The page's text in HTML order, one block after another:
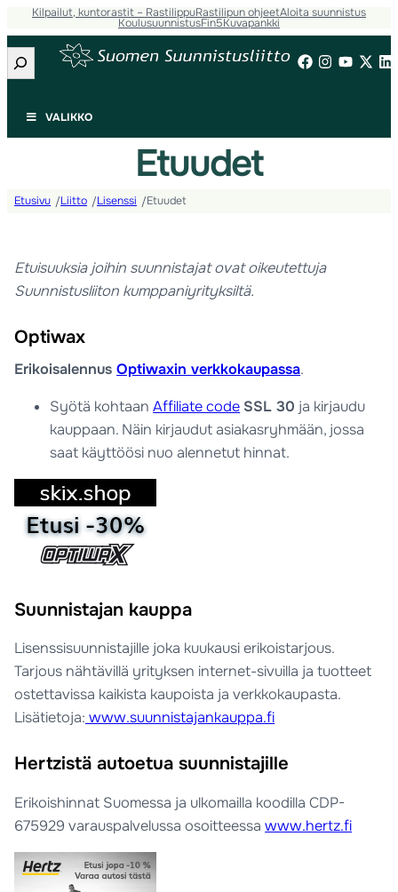
Kilpailut, kuntorastit – RastilippuRastilipun ohjeetAloita suunnistus
KoulusuunnistusFin5Kuvapankki
Etsi
VALIKKO
Etuudet
Etusivu /Liitto /Lisenssi /Etuudet
Etuisuuksia joihin suunnistajat ovat oikeutettuja
Suunnistusliiton kumppaniyrityksiltä.
Optiwax
ErikoisalennusOptiwaxin verkkokaupassa.
Syötä kohtaanAffiliate code SSL 30 ja kirjaudu
kauppaan. Näin kirjaudut asiakasryhmään, jossa
saat käyttöösi nuo alennetut hinnat.
Suunnistajan kauppa
Lisenssisuunnistajille joka kuukausi erikoistarjous.
Tarjous nähtävillä yrityksen internet-sivuilla ja tuotteet
ostettavissa kaikista kaupoista ja verkkokaupasta.
Lisätietoja: www.suunnistajankauppa.fi
Hertzistä autoetua suunnistajille
Erikoishinnat Suomessa ja ulkomailla koodilla CDP-
675929 varauspalvelussa osoitteessawww.hertz.fi